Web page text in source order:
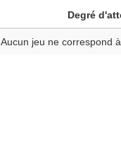
Degré
Aucun jeu ne correspond